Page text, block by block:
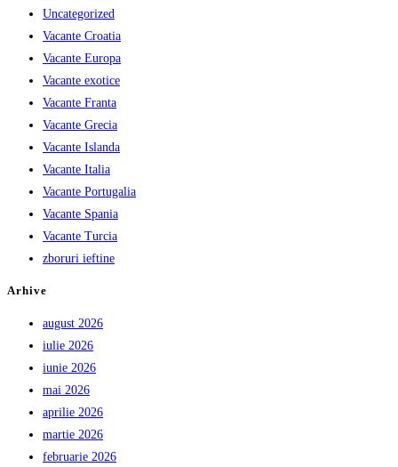
Uncategorized
Vacante Croatia
Vacante Europa
Vacante exotice
Vacante Franta
Vacante Grecia
Vacante Islanda
Vacante Italia
Vacante Portugalia
Vacante Spania
Vacante Turcia
zboruri ieftine
Arhive
august 2026
iulie 2026
iunie 2026
mai 2026
aprilie 2026
martie 2026
februarie 2026